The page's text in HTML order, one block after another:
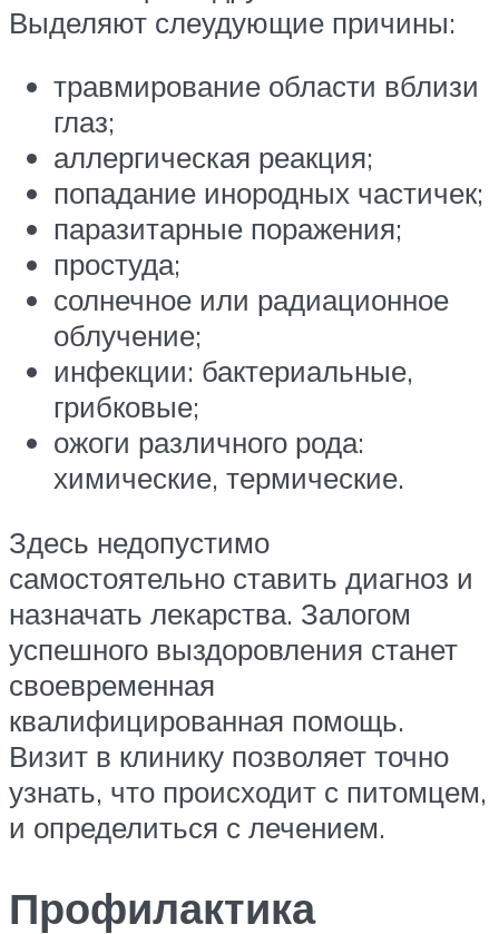
Выделяют слеудующие причины:
травмирование области вблизи
глаз;
аллергическая реакция;
попадание инородных частичек;
паразитарные поражения;
простуда;
солнечное или радиационное
облучение;
инфекции: бактериальные,
грибковые;
ожоги различного рода:
химические, термические.
Здесь недопустимо
самостоятельно ставить диагноз и
назначать лекарства. Залогом
успешного выздоровления станет
своевременная
квалифицированная помощь.
Визит в клинику позволяет точно
узнать, что происходит с питомцем,
и определиться с лечением.
Профилактика